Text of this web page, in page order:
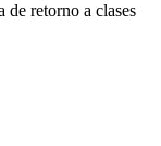
retorno a clases